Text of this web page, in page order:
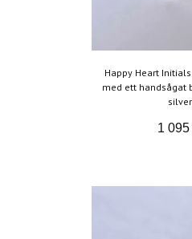
Happy Heart
med ett handsågat
silver
1 095